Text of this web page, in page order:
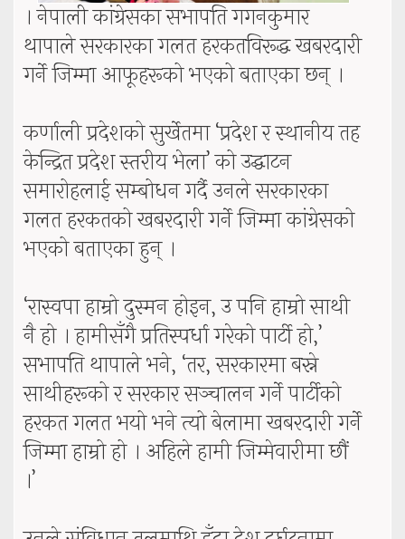
। नेपाली कांग्रेसका सभापति गगनकुमार
थापाले सरकारका गलत हरकतविरूद्ध खबरदारी
गर्ने जिम्मा आफूहरूको भएको बताएका छन् ।
कर्णाली प्रदेशको सुर्खेतमा ‘प्रदेश र स्थानीय तह
केन्द्रित प्रदेश स्तरीय भेला’ को उद्घाटन
समारोहलाई सम्बोधन गर्दै उनले सरकारका
गलत हरकतको खबरदारी गर्ने जिम्मा कांग्रेसको
भएको बताएका हुन् ।
‘रास्वपा हाम्रो दुस्मन होइन, उ पनि हाम्रो साथी
नै हो । हामीसँगै प्रतिस्पर्धा गरेको पार्टी हो,’
सभापति थापाले भने, ‘तर, सरकारमा बस्ने
साथीहरूको र सरकार सञ्चालन गर्ने पार्टीको
हरकत गलत भयो भने त्यो बेलामा खबरदारी गर्ने
जिम्मा हाम्रो हो । अहिले हामी जिम्मेवारीमा छौं
।’